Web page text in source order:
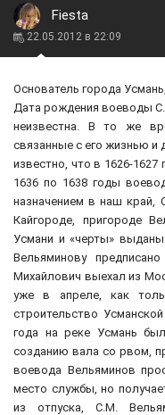
Fiesta
22.05.2012 в 22:09
Основатель города
Дата рождения воеводы
неизвестна. В то же
связанные с его жизнью и
известно, что в 1626-
1636 по 1638 годы
назначением в наш край,
Кайгороде, пригороде
Усмани и «черты»
Вельяминову
Михайлович выехал из
уже в апреле, как
строительство
года на реке Усмань
созданию вала со рвом,
воевода Вельяминов
место службы, но
из отпуска, С.М.